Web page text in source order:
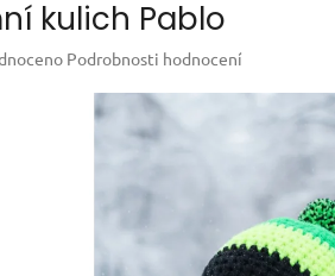
kulich Pablo
Podrobnosti hodnocení